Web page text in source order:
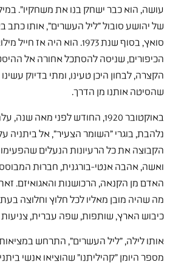
עושה, הוא כבר ישחק בנו את משחקיו".
של יהושע סובול "ליל העשרים", אותו
סואץ, בסוף שנת 1973. הוא היה
הכיפורים, שניסה להסתכל אחורה אל
הקצרה, לבחון היכן טעינו, ומתי בדיוק
שהסיטה אותנו מן הדרך.
באוקטובר 1920, החודש לפני מאה
נלהבת, בוגרי "השומר הצעיר", אל ביתניה
הקבוצה את כל הרעיונות הנעלים שהפעימו
ואשה, אהבה אנטי-בורגנית, חברוּת
האדם מן הקנאה, הרכושנות והאגואיזם.
מה שהיה מובן מאליו לכל חלוץ וחלוצה
כיבוש הארץ, שותפות, שפה עברית,
אותו לילה, "ליל העשרים", התרחש במציאות.
מספר היומן "קהיליתנו" שהוציאו אנשי